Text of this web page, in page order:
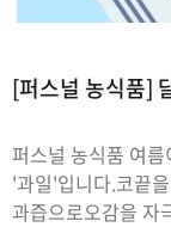
[퍼스널 농식품]
퍼스널 농식품 여
'과일'입니다.코끝
과즙으로오감을 자